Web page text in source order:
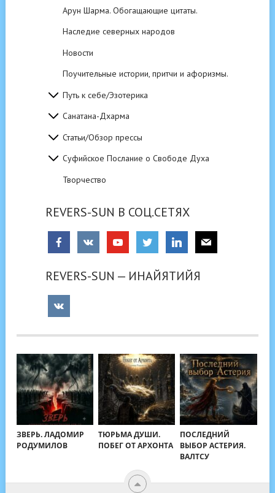
Арун Шарма. Обогащающие цитаты.
Наследие северных народов
Новости
Поучительные истории, притчи и афоризмы.
Путь к себе/Эзотерика
Санатана-Дхарма
Статьи/Обзор прессы
Суфийское Послание о Свободе Духа
Творчество
REVERS-SUN В СОЦ.СЕТЯХ
REVERS-SUN — ИНАЙЯТИЙЯ
ЗВЕРЬ. ЛАДОМИР
РОДУМИЛОВ
ТЮРЬМА ДУШИ.
ПОБЕГ ОТ АРХОНТА
ПОСЛЕДНИЙ
ВЫБОР АСТЕРИЯ.
ВАЛТСУ